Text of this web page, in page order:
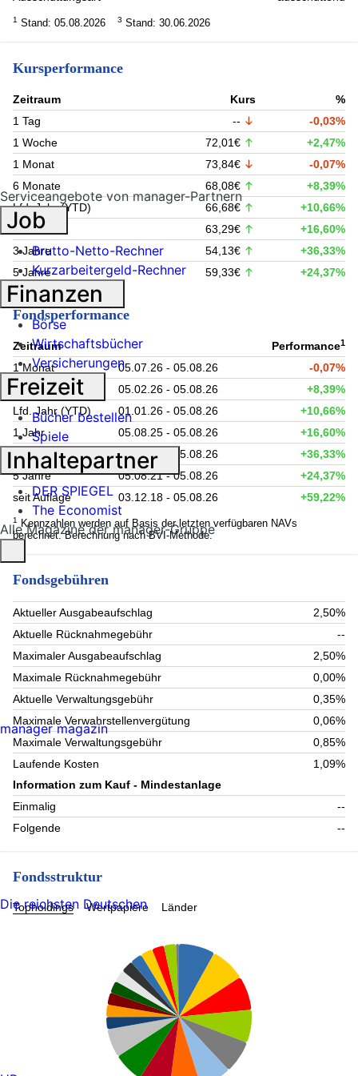
1 Stand: 05.08.2026 3 Stand: 30.06.2026
Kursperformance
Zeitraum Kurs
%
1 Tag
--
-0,03%
1 Woche
72,01€
+2,47%
1 Monat
73,84€
-0,07%
6 Monate
68,08€
+8,39%
Lfd. Jahr (YTD)
66,68€
+10,66%
1 Jahr
63,29€
+16,60%
3 Jahre
54,13€
+36,33%
5 Jahre
59,33€ +24,37%
Fondsperformance
Zeitraum Performance1
1 Monat 05.07.26 - 05.08.26
-0,07%
6 Monate
05.02.26 - 05.08.26
+8,39%
Lfd. Jahr (YTD)
01.01.26 - 05.08.26
+10,66%
1 Jahr
05.08.25 - 05.08.26
+16,60%
3 Jahre
05.08.23 - 05.08.26
+36,33%
5 Jahre
05.08.21 - 05.08.26
+24,37%
seit Auflage
03.12.18 - 05.08.26 +59,22%
1
Kennzahlen werden auf Basis der letzten verfügbaren NAVs
berechnet. Berechnung nach BVI-Methode.
Fondsgebühren
Aktueller Ausgabeaufschlag
2,50%
Aktuelle Rücknahmegebühr
--
Maximaler Ausgabeaufschlag
2,50%
Maximale Rücknahmegebühr
0,00%
Aktuelle Verwaltungsgebühr
0,35%
Maximale Verwahrstellenvergütung
0,06%
Maximale Verwaltungsgebühr
0,85%
Laufende Kosten
1,09%
Information zum Kauf - Mindestanlage
Einmalig
--
Folgende
--
Fondsstruktur
Topholdings Wertpapiere Länder
Serviceangebote von manager-Partnern
Job
Brutto-Netto-Rechner
Kurzarbeitergeld-Rechner
Finanzen
Börse
Wirtschaftsbücher
Versicherungen
Freizeit
Bücher bestellen
Spiele
Inhaltepartner
DER SPIEGEL
The Economist
Alle Magazine der manager-Gruppe
manager magazin
Die reichsten Deutschen